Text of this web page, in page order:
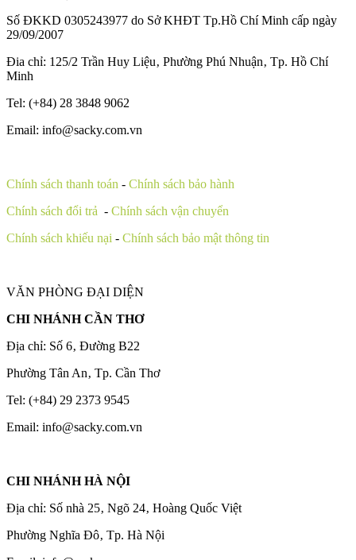
Số ĐKKD 0305243977 do Sở KHĐT Tp.Hồ Chí Minh cấp ngày
29/09/2007
Đia chỉ: 125/2 Trần Huy Liệu‚ Phường Phú Nhuận‚ Tp. Hồ Chí
Minh
Tel: (+84) 28 3848 9062
Email: info@sacky.com.vn
Chính sách thanh toán - Chính sách bảo hành
Chính sách đổi trả - Chính sách vận chuyển
Chính sách khiếu nại - Chính sách bảo mật thông tin
VĂN PHÒNG ĐẠI DIỆN
CHI NHÁNH CẦN THƠ
Địa chỉ: Số 6‚ Đường B22
Phường Tân An‚ Tp. Cần Thơ
Tel: (+84) 29 2373 9545
Email: info@sacky.com.vn
CHI NHÁNH HÀ NỘI
Địa chỉ: Số nhà 25‚ Ngõ 24‚ Hoàng Quốc Việt
Phường Nghĩa Đô‚ Tp. Hà Nội